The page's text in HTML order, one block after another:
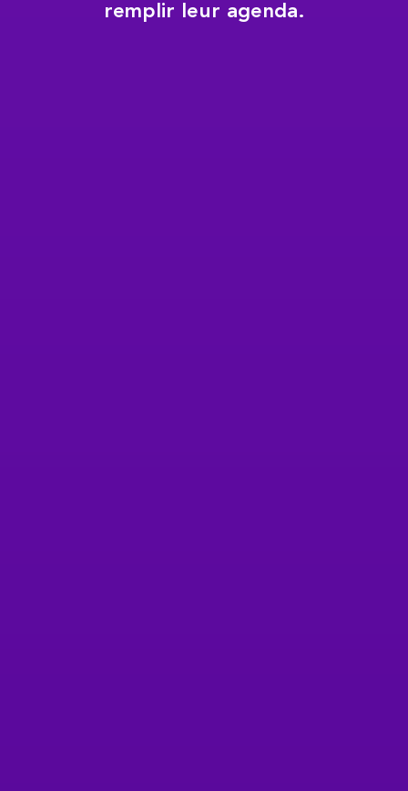
remplir leur agenda.